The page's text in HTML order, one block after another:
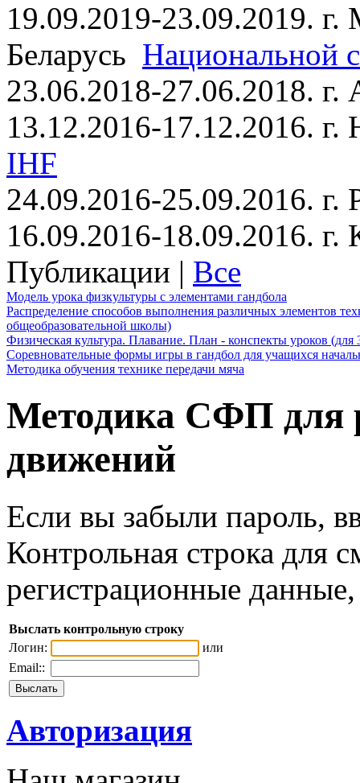
19.09.2019-23.09.2019. г.
Беларусь Национальной
23.06.2018-27.06.2018.
13.12.2016-17.12.2016.
IHF
24.09.2016-25.09.2016. г.
16.09.2016-18.09.2016.
Публикации | Все
Модель урока физкультуры с элементами гандбола
Распределение способов выполнения различных элементов
общеобразовательной школы)
Физическая культура. Плавание. План - конспекты уроков (для
Соревновательные формы игры в гандбол для учащихся
Методика обучения технике передачи мяча
Методика СФП для
движений
Если вы забыли пароль,
Контрольная строка для
регистрационные
Выслать контрольную строку
Логин:
или
Email::
Авторизация